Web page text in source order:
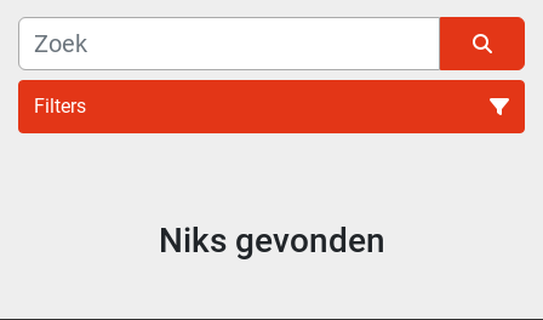
Filters
Sorteren op
Niks gevonden